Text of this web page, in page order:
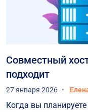
Совместный
подходит
27 января 2026
Когда вы